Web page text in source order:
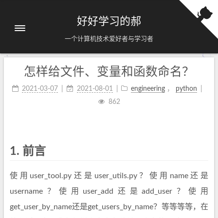
好好学习的郝
一个计算机技术爱好者与学习者
怎样给文件、变量和函数命名？
2021-03-07 2021-08-01 engineering ， python
862
1. 前言
使用user_tool.py还是user_utils.py？使用name还是
username？使用user_add还是add_user？使用
get_user_by_name还是get_users_by_name？等等等等，在